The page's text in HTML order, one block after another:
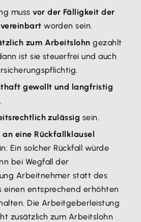
mussvor der Fälligkeit der
worden sein.
zum Arbeitslohn gezahlt
ist sie steuerfrei und auch
gewollt und langfristig
zulässig sein.
an eine Rückfallklausel
Ein solcher Rückfall würde
bei Wegfall der
Arbeitnehmer statt des
einen entsprechend erhöhten
Die Arbeitgeberleistung
zusätzlich zum Arbeitslohn